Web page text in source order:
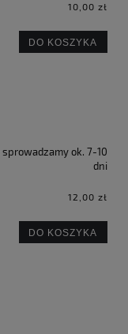
10,00 zł
DO KOSZYKA
sprowadzamy ok. 7-10
dni
12,00 zł
DO KOSZYKA